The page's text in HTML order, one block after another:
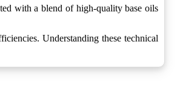
with a blend of high-quality base oils
Understanding these technical